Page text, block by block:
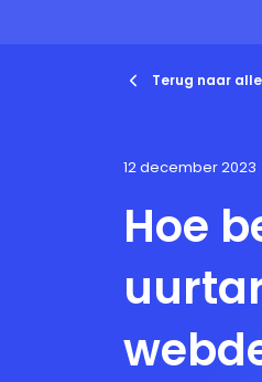
Terug naar
12 december 2023
Hoe